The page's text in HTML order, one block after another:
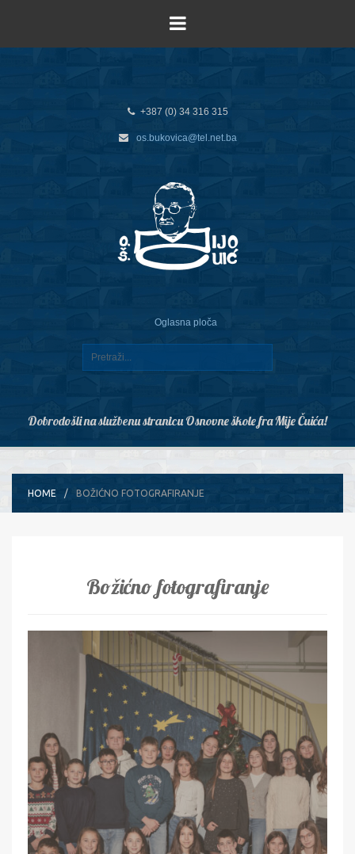
+387 (0) 34 316 315
os.bukovica@tel.net.ba
Oglasna ploča
Dobrodošli na službenu stranicu Osnovne škole fra Mije Čuića!
HOME BOŽIĆNO FOTOGRAFIRANJE
Božićno fotografiranje